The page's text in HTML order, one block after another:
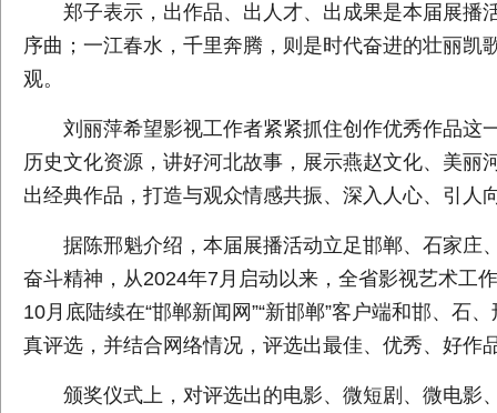
郑子表示，出作品、出人才、出成果是本届展播
序曲；一江春水，千里奔腾，则是时代奋进的壮丽
观。
刘丽萍希望影视工作者紧紧抓住创作优秀作品这
历史文化资源，讲好河北故事，展示燕赵文化、美丽
出经典作品，打造与观众情感共振、深入人心、引人
据陈邢魁介绍，本届展播活动立足邯郸、石家庄
奋斗精神，从2024年7月启动以来，全省影视艺术工
10月底陆续在“邯郸新闻网”“新邯郸”客户端和邯、石
真评选，并结合网络情况，评选出最佳、优秀、好作
颁奖仪式上，对评选出的电影、微短剧、微电影